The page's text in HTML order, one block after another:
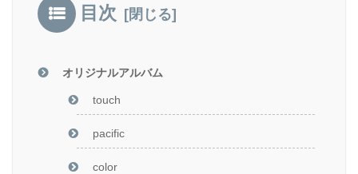
目次
オリジナルアルバム
touch
pacific
color